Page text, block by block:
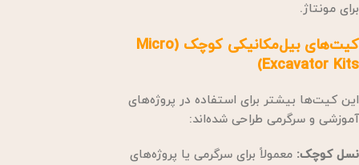
برای مونتاژ.
کیت‌های بیل‌مکانیکی کوچک (Micro
Excavator Kits)
این کیت‌ها بیشتر برای استفاده در پروژه‌های
آموزشی و سرگرمی طراحی شده‌اند:
نسل کوچک: معمولاً برای سرگرمی یا پروژه‌های